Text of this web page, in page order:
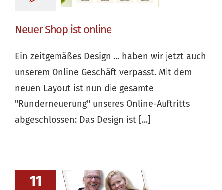
Neuer Shop ist online
Ein zeitgemäßes Design ... haben wir jetzt auch
unserem Online Geschäft verpasst. Mit dem
neuen Layout ist nun die gesamte
"Runderneuerung" unseres Online-Auftritts
abgeschlossen: Das Design ist [...]
11